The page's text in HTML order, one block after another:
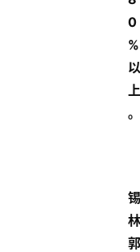
0
%
以
上
。
锡
林
郭